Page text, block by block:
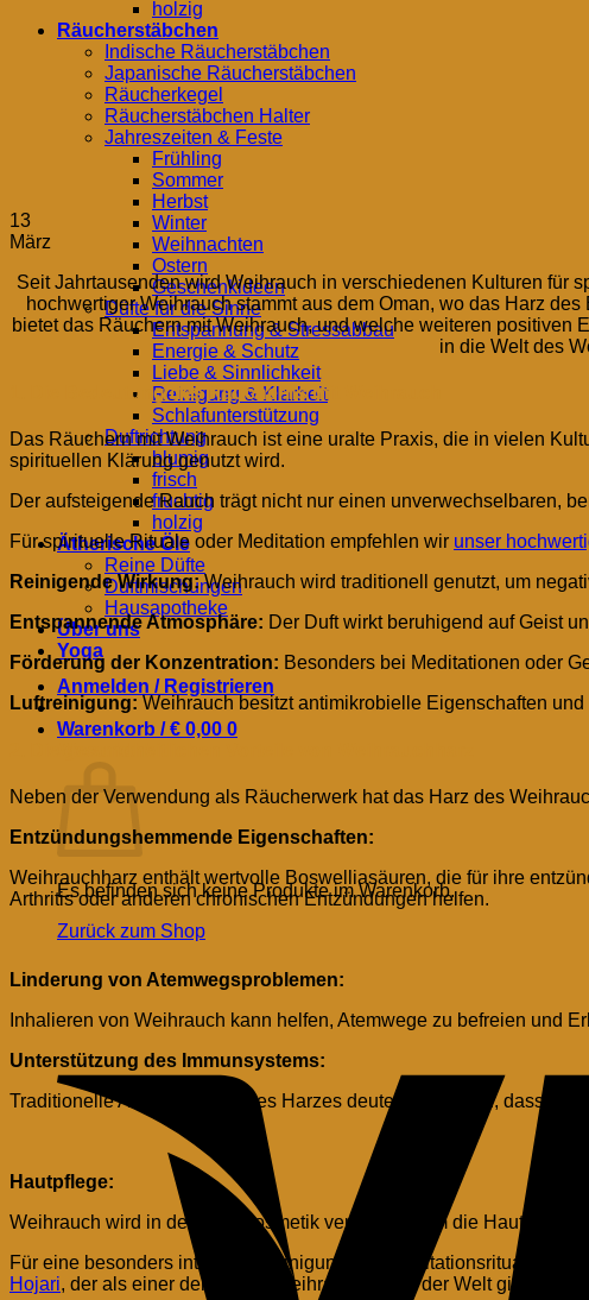
holzig
Räucherstäbchen
Indische Räucherstäbchen
Japanische Räucherstäbchen
Räucherkegel
Räucherstäbchen Halter
Jahreszeiten & Feste
Frühling
Sommer
Herbst
Winter
Weihnachten
Ostern
Geschenkideen
Düfte für die Sinne
Entspannung & Stressabbau
Energie & Schutz
Liebe & Sinnlichkeit
Reinigung & Klarheit
Schlafunterstützung
Duftrichtung
blumig
frisch
fruchtig
holzig
Ätherische Öle
Reine Düfte
Duftmischungen
Hausapotheke
Über uns
Yoga
Anmelden / Registrieren
Warenkorb /€ 0,00 0
Es befinden sich keine Produkte im Warenkorb.
Zurück zum Shop
13
März
Seit Jahrtausenden wird Weihrauch in verschiedenen Kulturen für
hochwertiger Weihrauch stammt aus dem Oman, wo das Harz
bietet das Räuchern mit Weihrauch, und welche weiteren
in die Welt des
1. Die Bedeutung des Räucherns mit Weihrauch
Das Räuchern mit Weihrauch ist eine uralte Praxis, die in vielen
spirituellen Klärung genutzt wird.
Der aufsteigende Rauch trägt nicht nur einen unverwechselbaren,
Für spirituelle Rituale oder Meditation empfehlen wir unser
Reinigende Wirkung:Weihrauch wird traditionell genutzt, um
Entspannende Atmosphäre: Der Duft wirkt beruhigend auf Geist
Förderung der Konzentration: Besonders bei Meditationen oder
Luftreinigung: Weihrauch besitzt antimikrobielle Eigenschaften
Neben der Verwendung als Räucherwerk hat das Harz des
Entzündungshemmende Eigenschaften:
Weihrauchharz enthält wertvolle Boswelliasäuren, die für ihre
Arthritis oder anderen chronischen Entzündungen helfen.
Linderung von Atemwegsproblemen:
Inhalieren von Weihrauch kann helfen, Atemwege zu befreien und
Unterstützung des Immunsystems:
Traditionelle Anwendungen des Harzes deuten darauf hin, dass es
Hautpflege:
Weihrauch wird in der Naturkosmetik verwendet, um die Haut zu
Für eine besonders intensive Reinigung und Meditationsrituale,
Hojari, der als einer der besten Weihrauchsorten der Welt gilt.